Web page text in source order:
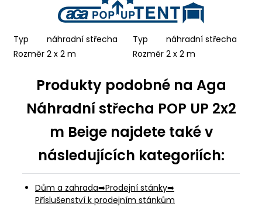
Typ
náhradní střecha
Rozměr 2 x 2 m
Typ
náhradní střecha
Rozměr 2 x 2 m
Produkty podobné na Aga
Náhradní střecha POP UP 2x2
m Beige najdete také v
následujících kategoriích:
Dům a zahrada
Prodejní stánky
Příslušenství k prodejním stánkům